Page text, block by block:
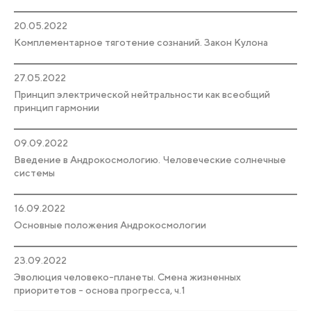
20.05.2022
Комплементарное тяготение сознаний. Закон Кулона
27.05.2022
Принцип электрической нейтральности как всеобщий
принцип гармонии
09.09.2022
Введение в Андрокосмологию. Человеческие солнечные
системы
16.09.2022
Основные положения Андрокосмологии
23.09.2022
Эволюция человеко-планеты. Смена жизненных
приоритетов - основа прогресса, ч.1